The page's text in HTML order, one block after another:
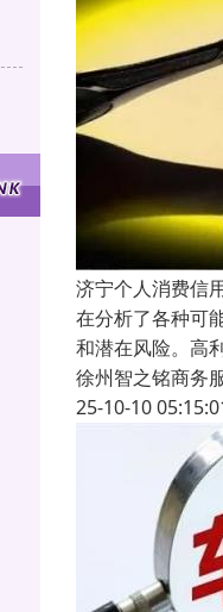
济宁个人消费信
在分析了各种可
和潜在风险。高
徐州智之铭商务
25-10-10